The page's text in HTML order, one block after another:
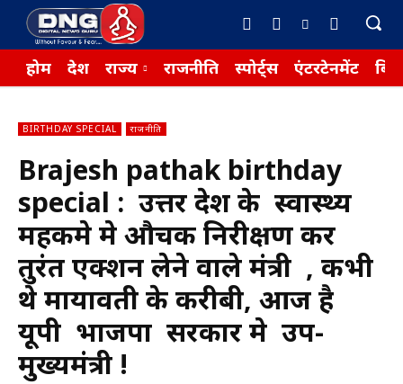
होम देश राज्य राजनीति स्पोर्ट्स एंटरटेनमेंट
BIRTHDAY SPECIAL राजनीति
Brajesh pathak birthday
special : उत्तर प्रदेश के स्वास्थ्य
महकमे मे औचक निरीक्षण कर
तुरंत एक्शन लेने वाले मंत्री , कभी
थे मायावती के करीबी, आज है
यूपी भाजपा सरकार मे उप-
मुख्यमंत्री !